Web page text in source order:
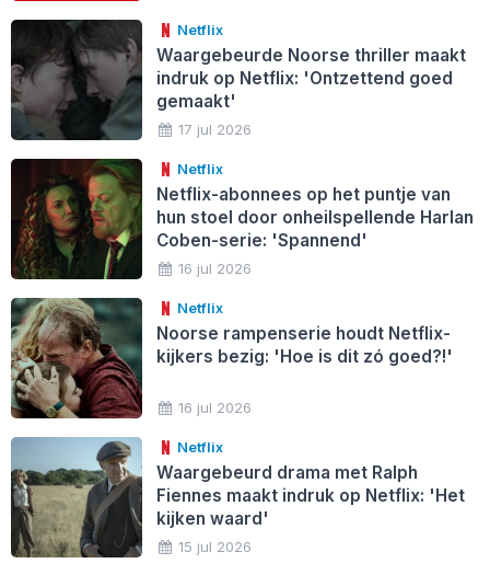
Netflix
Waargebeurde Noorse thriller maakt
indruk op Netflix: 'Ontzettend goed
gemaakt'
17 jul 2026
Netflix
Netflix-abonnees op het puntje van
hun stoel door onheilspellende Harlan
Coben-serie: 'Spannend'
16 jul 2026
Netflix
Noorse rampenserie houdt Netflix-
kijkers bezig: 'Hoe is dit zó goed?!'
16 jul 2026
Netflix
Waargebeurd drama met Ralph
Fiennes maakt indruk op Netflix: 'Het
kijken waard'
15 jul 2026